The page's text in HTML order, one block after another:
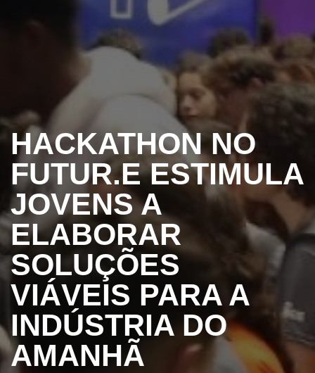
HACKATHON NO
FUTUR.E ESTIMULA
JOVENS A
ELABORAR
SOLUÇÕES
VIÁVEIS PARA A
INDÚSTRIA DO
AMANHÃ